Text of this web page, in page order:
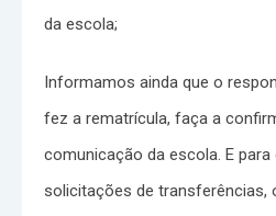
da escola;
Informamos ainda que o
fez a rematrícula, faça a
comunicação da escola. E
solicitações de transferências,